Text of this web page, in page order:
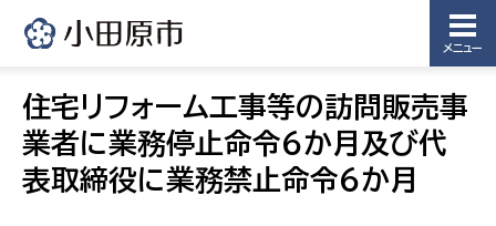
メニュー
住宅リフォーム工事等の訪問販売事
業者に業務停止命令６か月及び代
表取締役に業務禁止命令６か月